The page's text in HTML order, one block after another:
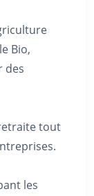
Bio,
des
tout
les